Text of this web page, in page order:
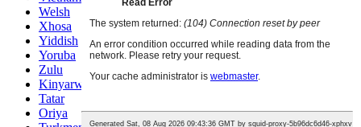
Welsh
Xhosa
Yiddish
Yoruba
Zulu
Kinyarwanda
Tatar
Oriya